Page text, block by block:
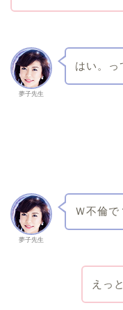
夢子先生
はい。っ
夢子先生
Ｗ不倫で
えっ